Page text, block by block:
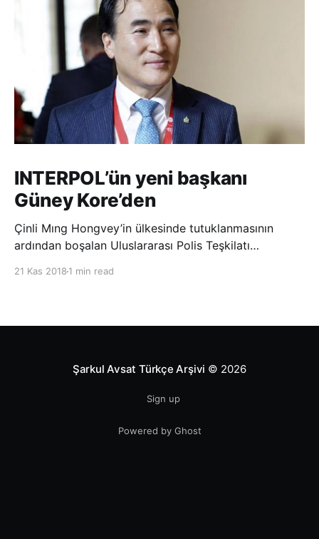
INTERPOL’ün yeni başkanı
Güney Kore’den
Çinli Mıng Hongvey’in ülkesinde tutuklanmasının
ardından boşalan Uluslararası Polis Teşkilatı
21 Kas 2018 1 min read
Şarkul Avsat Türkçe Arşivi © 2026
Sign up
Powered by Ghost